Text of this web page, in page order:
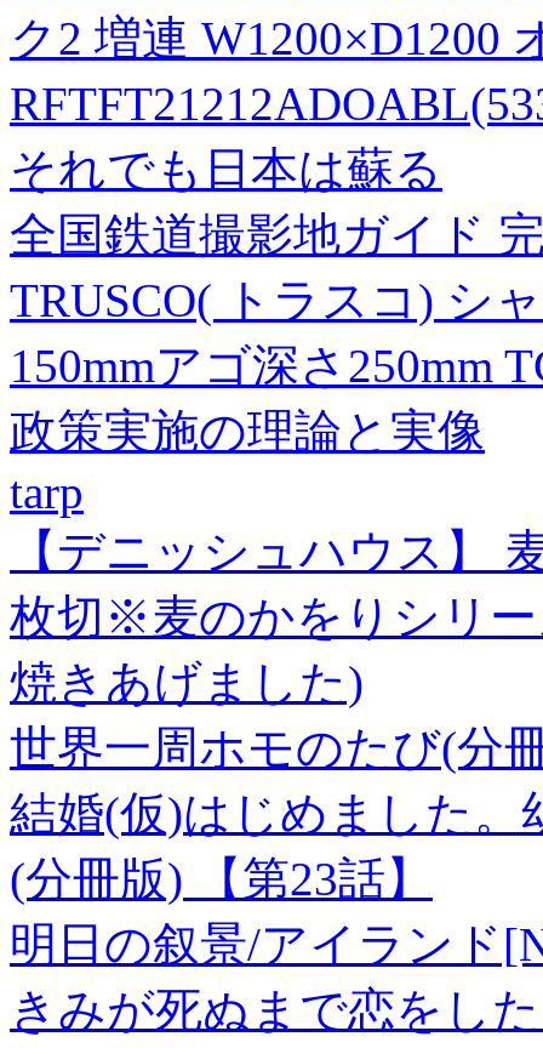
ク2 増連 W1200×D1200
それでも日本は蘇る
全国鉄道撮影地ガイド
TRUSCO( トラスコ) シ
150mmアゴ深さ250mm
政策実施の理論と実像
tarp
【デニッシュハウス】
枚切※麦のかをりシリ
焼きあげました)
世界一周ホモのたび(分
結婚(仮)はじめました。
(分冊版) 【第23話】
明日の叙景/アイランド
きみが死ぬまで恋をし